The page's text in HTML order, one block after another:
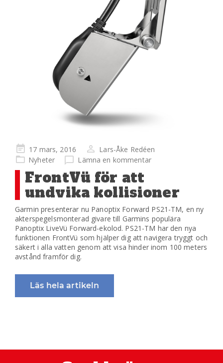
Publicerad
på
17 mars, 2016
Lars-Åke Redéen
Nyheter
Lämna en kommentar
FrontVü för att
undvika kollisioner
Garmin presenterar nu Panoptix Forward PS21-TM, en ny
akterspegelsmonterad givare till Garmins populära
Panoptix LiveVü Forward-ekolod. PS21-TM har den nya
funktionen FrontVü som hjälper dig att navigera tryggt och
säkert i alla vatten genom att visa hinder inom 100 meters
avstånd framför dig.
Läs hela artikeln